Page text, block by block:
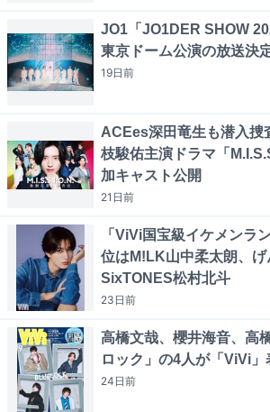
JO1「JO1DER SHOW
東京ドーム公演の放送決
19日前
ACEes深田竜生も潜入捜
枝駿佑主演ドラマ「
加キャスト公開
21日前
「ViVi国宝級イケメンラ
位はM!LK山中柔太朗、げ
SixTONES松村北斗
23日前
高橋文哉、櫻井海音、高
ロック」の4人が「ViVi」
24日前